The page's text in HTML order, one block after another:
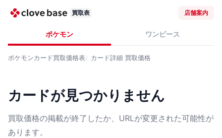
買取表 店舗案内
ポケモン ワンピース
ポケモンカード買取価格表 カード詳細 買取価格
カードが見つかりません
買取価格の掲載が終了したか、URLが変更された可能性が
あります。